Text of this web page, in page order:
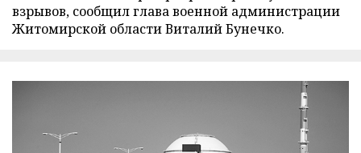
взрывов, сообщил глава военной администрации
Житомирской области Виталий Бунечко.